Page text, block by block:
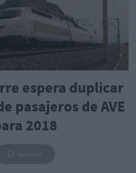
espera duplicar
pasajeros de AVE
2018